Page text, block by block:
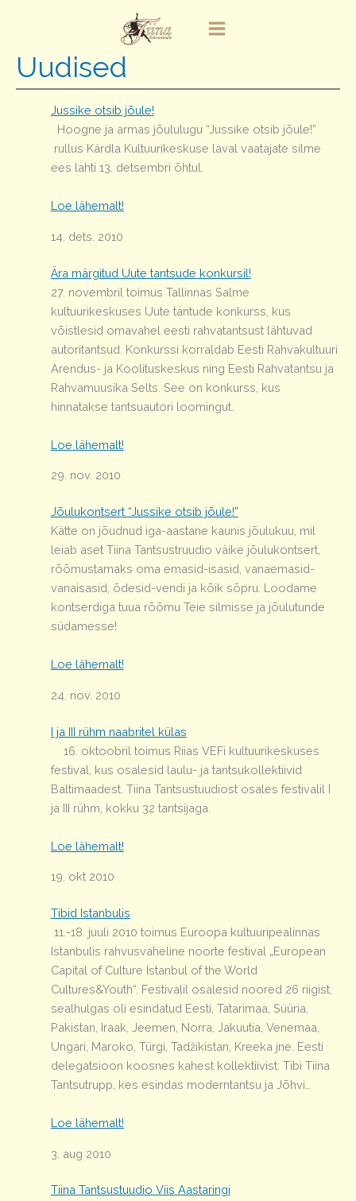
Uudised
Jussike otsib jõule!
Hoogne ja armas jõululugu “Jussike otsib jõule!”
rullus Kärdla Kultuurikeskuse laval vaatajate silme
ees lahti 13. detsembri õhtul.
Loe lähemalt!
14. dets. 2010
Ära märgitud Uute tantsude konkursil!
27. novembril toimus Tallinnas Salme
kultuurikeskuses Uute tantude konkurss, kus
võistlesid omavahel eesti rahvatantsust lähtuvad
autoritantsud. Konkurssi korraldab Eesti Rahvakultuuri
Arendus- ja Koolituskeskus ning Eesti Rahvatantsu ja
Rahvamuusika Selts. See on konkurss, kus
hinnatakse tantsuautori loomingut.
Loe lähemalt!
29. nov. 2010
Jõulukontsert “Jussike otsib jõule!”
Kätte on jõudnud iga-aastane kaunis jõulukuu, mil
leiab aset Tiina Tantsustruudio väike jõulukontsert,
rõõmustamaks oma emasid-isasid, vanaemasid-
vanaisasid, õdesid-vendi ja kõik sõpru. Loodame
kontserdiga tuua rõõmu Teie silmisse ja jõulutunde
südamesse!
Loe lähemalt!
24. nov. 2010
I ja III rühm naabritel külas
16. oktoobril toimus Riias VEFi kultuurikeskuses
festival, kus osalesid laulu- ja tantsukollektiivid
Baltimaadest. Tiina Tantsustuudiost osales festivalil I
ja III rühm, kokku 32 tantsijaga.
Loe lähemalt!
19. okt 2010
Tibid Istanbulis
11.-18. juuli 2010 toimus Euroopa kultuuripealinnas
Istanbulis rahvusvaheline noorte festival „European
Capital of Culture Istanbul of the World
Cultures&Youth“. Festivalil osalesid noored 26 riigist,
sealhulgas oli esindatud Eesti, Tatarimaa, Süüria,
Pakistan, Iraak, Jeemen, Norra, Jakuutia, Venemaa,
Ungari, Maroko, Türgi, Tadžikistan, Kreeka jne. Eesti
delegatsioon koosnes kahest kollektiivist: Tibi Tiina
Tantsutrupp, kes esindas moderntantsu ja Jõhvi…
Loe lähemalt!
3. aug 2010
Tiina Tantsustuudio Viis Aastaringi